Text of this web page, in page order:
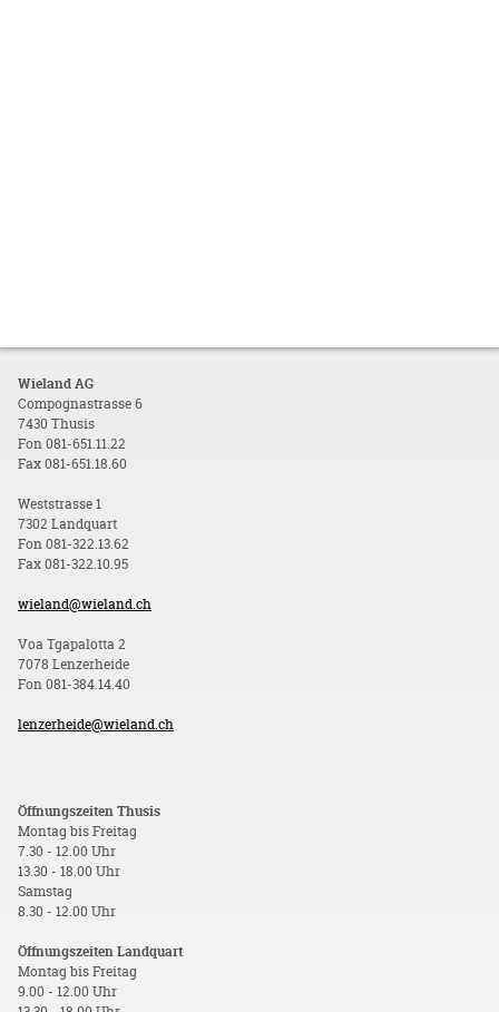
Wieland AG
Compognastrasse 6
7430 Thusis
Fon 081-651.11.22
Fax 081-651.18.60
Weststrasse 1
7302 Landquart
Fon 081-322.13.62
Fax 081-322.10.95
wieland@wieland.ch
Voa Tgapalotta 2
7078 Lenzerheide
Fon 081-384.14.40
lenzerheide@wieland.ch
Öffnungszeiten Thusis
Montag bis Freitag
7.30 - 12.00 Uhr
13.30 - 18.00 Uhr
Samstag
8.30 - 12.00 Uhr
Öffnungszeiten Landquart
Montag bis Freitag
9.00 - 12.00 Uhr